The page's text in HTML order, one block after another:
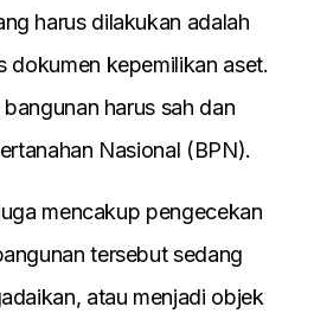
harus dilakukan adalah
dokumen kepemilikan aset.
harus sah dan
Nasional (BPN).
mencakup pengecekan
tersebut sedang
atau menjadi objek